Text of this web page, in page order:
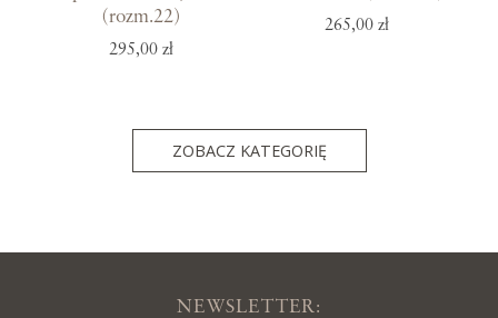
(rozm.22)
295,00 zł
265,00 zł
ZOBACZ KATEGORIĘ
NEWSLETTER: